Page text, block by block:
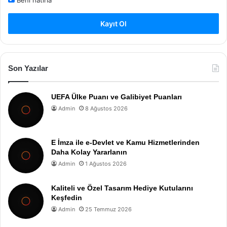
Kayıt Ol
Son Yazılar
UEFA Ülke Puanı ve Galibiyet Puanları
Admin 8 Ağustos 2026
E İmza ile e-Devlet ve Kamu Hizmetlerinden
Daha Kolay Yararlanın
Admin 1 Ağustos 2026
Kaliteli ve Özel Tasarım Hediye Kutularını
Keşfedin
Admin 25 Temmuz 2026